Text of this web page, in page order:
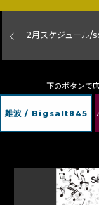
2月スケジュール/
下のボタンで
難波 / Bigsalt845